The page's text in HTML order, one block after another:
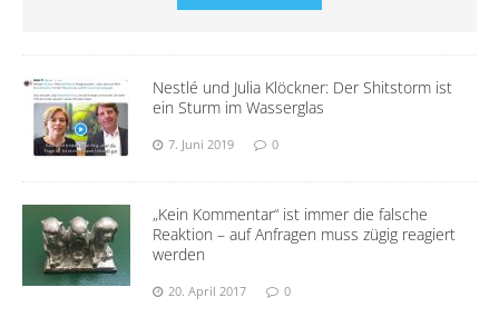
Nestlé und Julia Klöckner: Der Shitstorm ist
ein Sturm im Wasserglas
7. Juni 2019 0
„Kein Kommentar“ ist immer die falsche
Reaktion – auf Anfragen muss zügig reagiert
werden
20. April 2017 0